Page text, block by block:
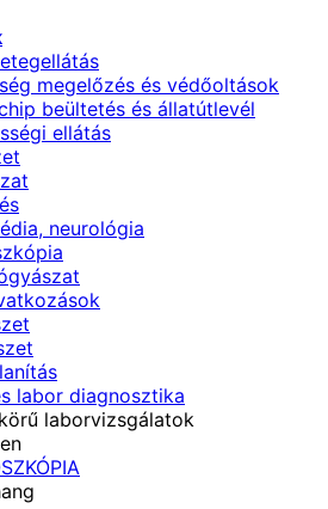
megelőzés és védőoltások
beültetés és állatútlevél
ellátás
neurológia
labor diagnosztika
laborvizsgálatok